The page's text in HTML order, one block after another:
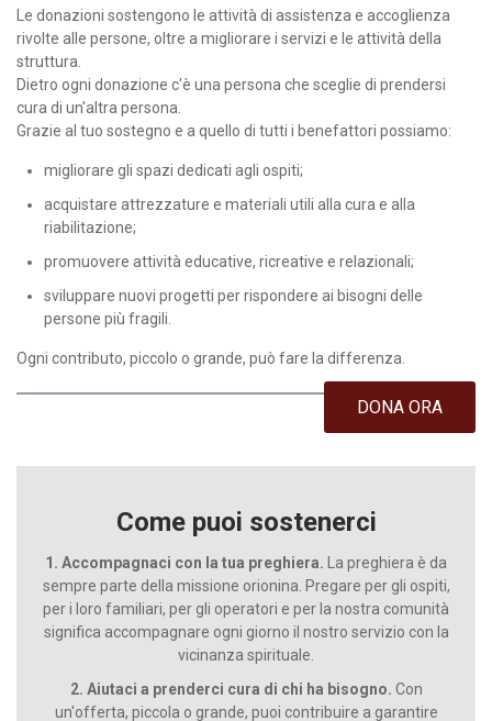
Le donazioni sostengono le attività di assistenza e accoglienza
rivolte alle persone, oltre a migliorare i servizi e le attività della
struttura.
Dietro ogni donazione c'è una persona che sceglie di prendersi
cura di un'altra persona.
Grazie al tuo sostegno e a quello di tutti i benefattori possiamo:
migliorare gli spazi dedicati agli ospiti;
acquistare attrezzature e materiali utili alla cura e alla
riabilitazione;
promuovere attività educative, ricreative e relazionali;
sviluppare nuovi progetti per rispondere ai bisogni delle
persone più fragili.
Ogni contributo, piccolo o grande, può fare la differenza.
DONA ORA
Come puoi sostenerci
1. Accompagnaci con la tua preghiera. La preghiera è da
sempre parte della missione orionina. Pregare per gli ospiti,
per i loro familiari, per gli operatori e per la nostra comunità
significa accompagnare ogni giorno il nostro servizio con la
vicinanza spirituale.
2. Aiutaci a prenderci cura di chi ha bisogno. Con
un'offerta, piccola o grande, puoi contribuire a garantire